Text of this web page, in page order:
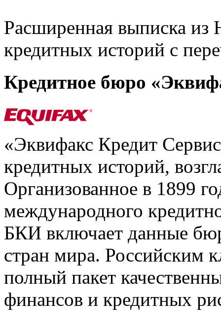
Расширенная выписка из
кредитных историй с
Кредитное бюро
«Эквифакс Кредит
кредитных историй,
Организованное в 1899
международного
БКИ включает данные
стран мира. Российским
полный пакет
финансов и кредитных